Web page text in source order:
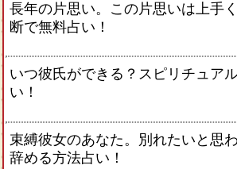
長年の片思い。この片思いは上手
断で無料占い！
いつ彼氏ができる？スピリチュア
い！
束縛彼女のあなた。別れたいと思
辞める方法占い！